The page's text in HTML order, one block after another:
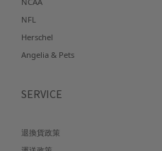
NFL
Herschel
Angelia & Pets
SERVICE
退換貨政策